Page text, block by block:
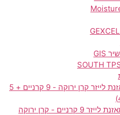
GPI RY-260G - מאזנת לייזר קרן ירוקה - 9 קרניים + 5
GPI RY-680LG - מאזנת לייזר 9 קרניים - קרן ירוקה